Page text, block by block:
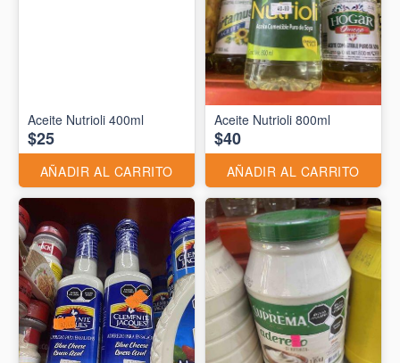
Aceite Nutrioli 400ml
$25
AÑADIR AL CARRITO
Aceite Nutrioli 800ml
$40
AÑADIR AL CARRITO